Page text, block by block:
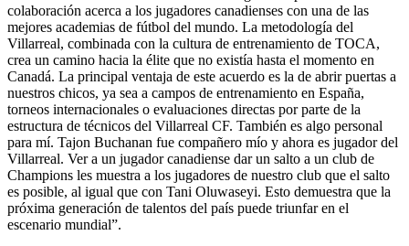
colaboración acerca a los jugadores canadienses con una de las
mejores academias de fútbol del mundo. La metodología del
Villarreal, combinada con la cultura de entrenamiento de TOCA,
crea un camino hacia la élite que no existía hasta el momento en
Canadá. La principal ventaja de este acuerdo es la de abrir puertas a
nuestros chicos, ya sea a campos de entrenamiento en España,
torneos internacionales o evaluaciones directas por parte de la
estructura de técnicos del Villarreal CF. También es algo personal
para mí. Tajon Buchanan fue compañero mío y ahora es jugador del
Villarreal. Ver a un jugador canadiense dar un salto a un club de
Champions les muestra a los jugadores de nuestro club que el salto
es posible, al igual que con Tani Oluwaseyi. Esto demuestra que la
próxima generación de talentos del país puede triunfar en el
escenario mundial”.